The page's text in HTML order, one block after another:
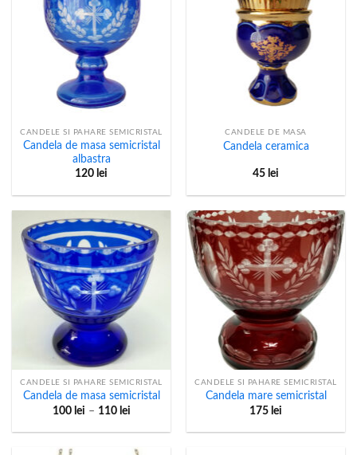
CANDELE SI PAHARE SEMICRISTAL
Candela de masa semicristal
albastra
120 lei
CANDELE DE MASA
Candela ceramica
45 lei
CANDELE SI PAHARE SEMICRISTAL
Candela de masa semicristal
100 lei – 110 lei
CANDELE SI PAHARE SEMICRISTAL
Candela mare semicristal
175 lei